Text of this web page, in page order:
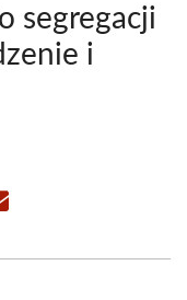
segregacji
i